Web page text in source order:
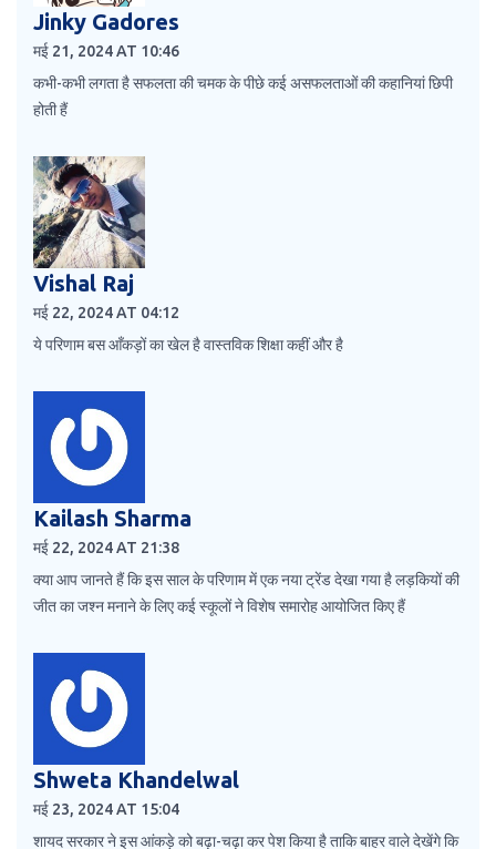
Jinky Gadores
मई 21, 2024 AT 10:46
कभी-कभी लगता है सफलता की चमक के पीछे कई असफलताओं की कहानियां छिपी
होती हैं
Vishal Raj
मई 22, 2024 AT 04:12
ये परिणाम बस आँकड़ों का खेल है वास्तविक शिक्षा कहीं और है
Kailash Sharma
मई 22, 2024 AT 21:38
क्या आप जानते हैं कि इस साल के परिणाम में एक नया ट्रेंड देखा गया है लड़कियों की
जीत का जश्न मनाने के लिए कई स्कूलों ने विशेष समारोह आयोजित किए हैं
Shweta Khandelwal
मई 23, 2024 AT 15:04
शायद सरकार ने इस आंकड़े को बढ़ा-चढ़ा कर पेश किया है ताकि बाहर वाले देखेंगे कि